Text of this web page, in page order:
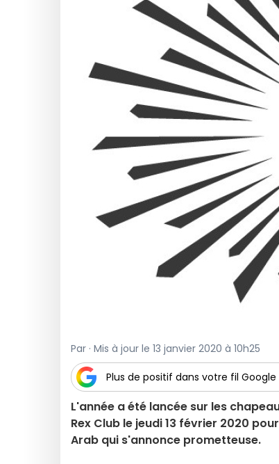
Par · Mis à jour le 13 janvier 2020 à 10h25
Plus de positif dans votre fil Google
L'année a été lancée sur les
Rex Club le jeudi 13 février 2020
Arab qui s'annonce prometteuse.